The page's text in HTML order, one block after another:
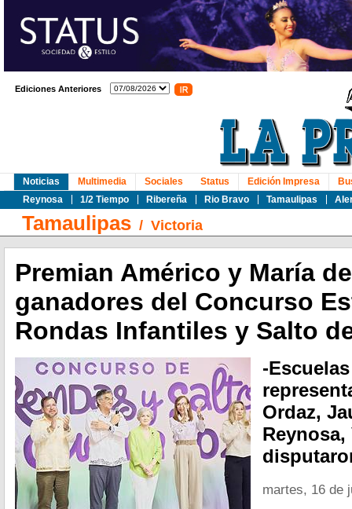
Ediciones Anteriores
Noticias
Reynosa
1/2 Tiempo Ribereña Rio Bravo Tamaulipas
Multimedia Sociales Status Edición Impresa
Tamaulipas / Victoria
Premian Américo y María
ganadores del Concurso
Rondas Infantiles y Salto
-
Ordaz,
martes, 16 de